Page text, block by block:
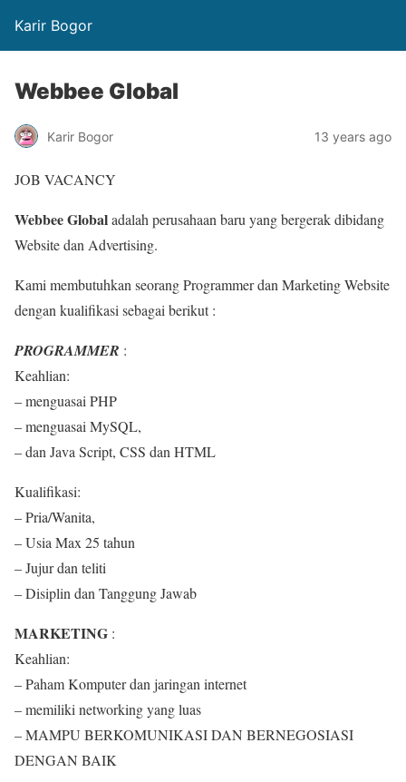
Karir Bogor
Webbee Global
Karir Bogor 13 years ago
JOB VACANCY
Webbee Globaladalah perusahaan baru yang bergerak dibidang
Website dan Advertising.
Kami membutuhkan seorang Programmer dan Marketing Website
dengan kualifikasi sebagai berikut :
PROGRAMMER :
Keahlian:
– menguasai PHP
– menguasai MySQL,
– dan Java Script, CSS dan HTML
Kualifikasi:
– Pria/Wanita,
– Usia Max 25 tahun
– Jujur dan teliti
– Disiplin dan Tanggung Jawab
MARKETING :
Keahlian:
– Paham Komputer dan jaringan internet
– memiliki networking yang luas
– MAMPU BERKOMUNIKASI DAN BERNEGOSIASI
DENGAN BAIK